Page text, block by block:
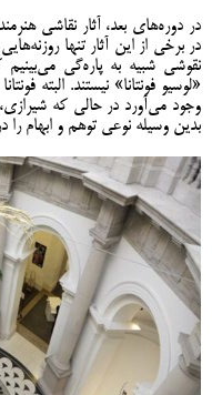
در دوره‌های بعد، آثار نقاشی
در برخی از این آثار تنها
نقوشی شبیه به پاره‌گی می‌بینیم
«لوسیو فونتانا» نیستند. البته
وجود می‌آورد در حالی که
بدین وسیله نوعی توهم و ابهام